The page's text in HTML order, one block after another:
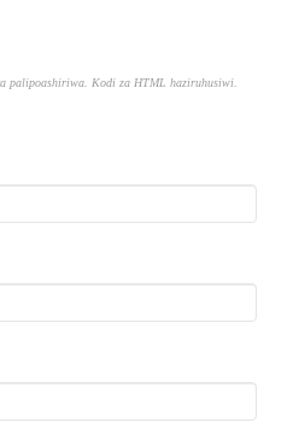
palipoashiriwa. Kodi za HTML haziruhusiwi.